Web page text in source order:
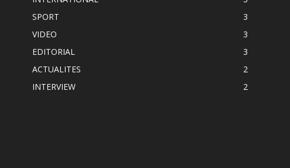
SPORT
3
VIDEO
3
EDITORIAL
3
ACTUALITES
2
INTERVIEW
2